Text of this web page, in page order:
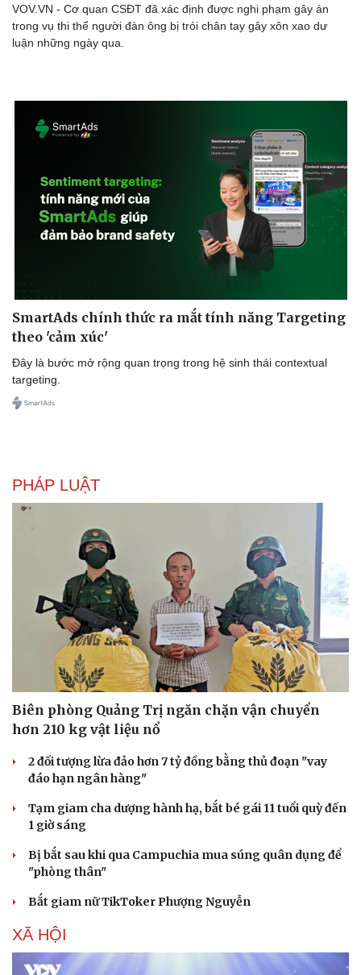
Phòng mạch online
Ăn sạch sống khỏe
Văn hóa
Sân khấu - Điện ảnh
Âm nhạc
Di sản
Nghệ sĩ
VOV.VN - Cơ quan CSĐT đã xác định được nghi phạm gây án
trong vụ thi thể người đàn ông bị trói chân tay gây xôn xao dư
luận những ngày qua.
SmartAds chính thức ra mắt tính năng Targeting
theo 'cảm xúc'
Đây là bước mở rộng quan trọng trong hệ sinh thái contextual
targeting.
PHÁP LUẬT
Biên phòng Quảng Trị ngăn chặn vận chuyển
hơn 210 kg vật liệu nổ
2 đối tượng lừa đảo hơn 7 tỷ đồng bằng thủ đoạn "vay
đáo hạn ngân hàng"
Tạm giam cha dượng hành hạ, bắt bé gái 11 tuổi quỳ đến
1 giờ sáng
Bị bắt sau khi qua Campuchia mua súng quân dụng để
"phòng thân"
Bắt giam nữ TikToker Phượng Nguyễn
XÃ HỘI